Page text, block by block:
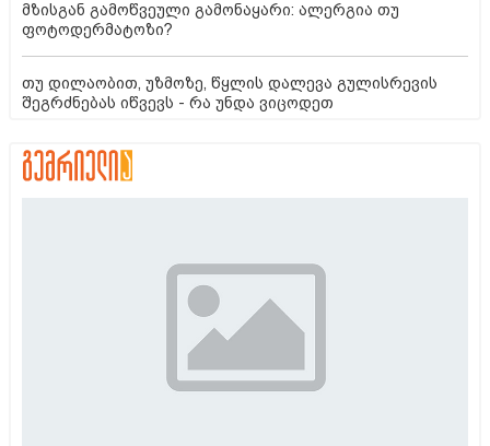
მზისგან გამოწვეული გამონაყარი: ალერგია თუ
ფოტოდერმატოზი?
თუ დილაობით, უზმოზე, წყლის დალევა გულისრევის
შეგრძნებას იწვევს - რა უნდა ვიცოდეთ